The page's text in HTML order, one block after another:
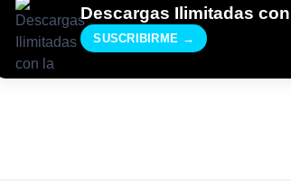
Descargas Ilimitadas
SUSCRIBIRME →